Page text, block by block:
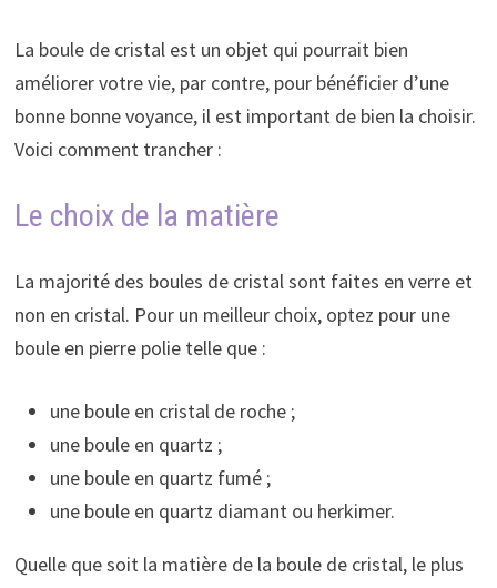
La boule de cristal est un objet qui pourrait bien
améliorer votre vie, par contre, pour bénéficier d’une
bonne bonne voyance, il est important de bien la choisir.
Voici comment trancher :
Le choix de la matière
La majorité des boules de cristal sont faites en verre et
non en cristal. Pour un meilleur choix, optez pour une
boule en pierre polie telle que :
une boule en cristal de roche ;
une boule en quartz ;
une boule en quartz fumé ;
une boule en quartz diamant ou herkimer.
Quelle que soit la matière de la boule de cristal, le plus